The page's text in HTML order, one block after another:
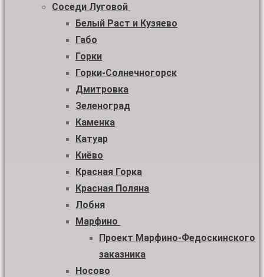
Соседи Луговой
Белый Раст и Кузяево
Габо
Горки
Горки-Солнечногорск
Дмитровка
Зеленоград
Каменка
Катуар
Киёво
Красная Горка
Красная Поляна
Лобня
Марфино
Проект Марфино-Федоскинского
заказника
Носово